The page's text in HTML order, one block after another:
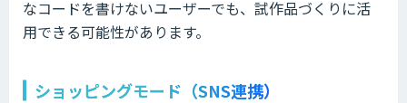
なコードを書けないユーザーでも、試作品づくりに活
用できる可能性があります。
ショッピングモード（SNS連携）